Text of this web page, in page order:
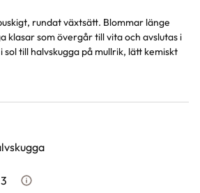
rundat växtsätt. Blommar länge
klasar som övergår till vita och avslutas i
sol till halvskugga på mullrik, lätt kemiskt
Vad är odlingszon?